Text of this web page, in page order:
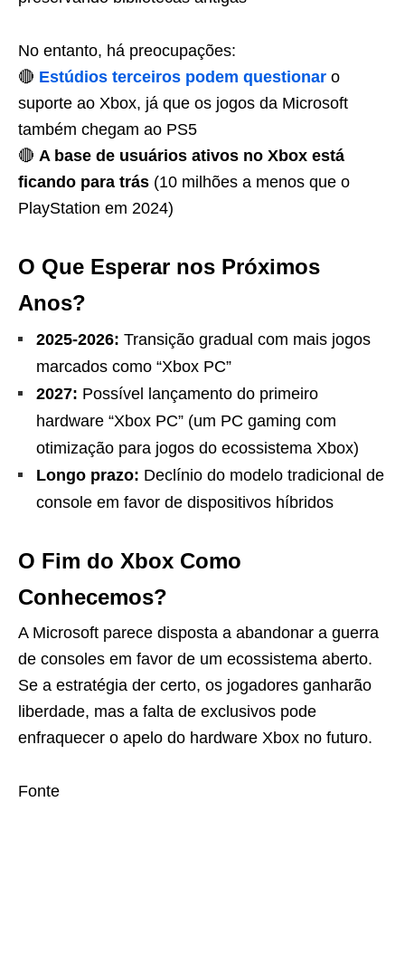
No entanto, há preocupações:
🔴 Estúdios terceiros podem questionar o
suporte ao Xbox, já que os jogos da Microsoft
também chegam ao PS5
🔴 A base de usuários ativos no Xbox está
ficando para trás (10 milhões a menos que o
PlayStation em 2024)
O Que Esperar nos Próximos
Anos?
2025-2026: Transição gradual com mais jogos
marcados como “Xbox PC”
2027: Possível lançamento do primeiro
hardware “Xbox PC” (um PC gaming com
otimização para jogos do ecossistema Xbox)
Longo prazo: Declínio do modelo tradicional de
console em favor de dispositivos híbridos
O Fim do Xbox Como
Conhecemos?
A Microsoft parece disposta a abandonar a guerra
de consoles em favor de um ecossistema aberto.
Se a estratégia der certo, os jogadores ganharão
liberdade, mas a falta de exclusivos pode
enfraquecer o apelo do hardware Xbox no futuro.
Fonte